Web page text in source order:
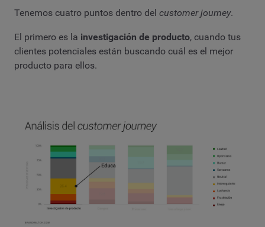
Tenemos cuatro puntos dentro del customer journey.
El primero es la investigación de producto, cuando tus
clientes potenciales están buscando cuál es el mejor
producto para ellos.